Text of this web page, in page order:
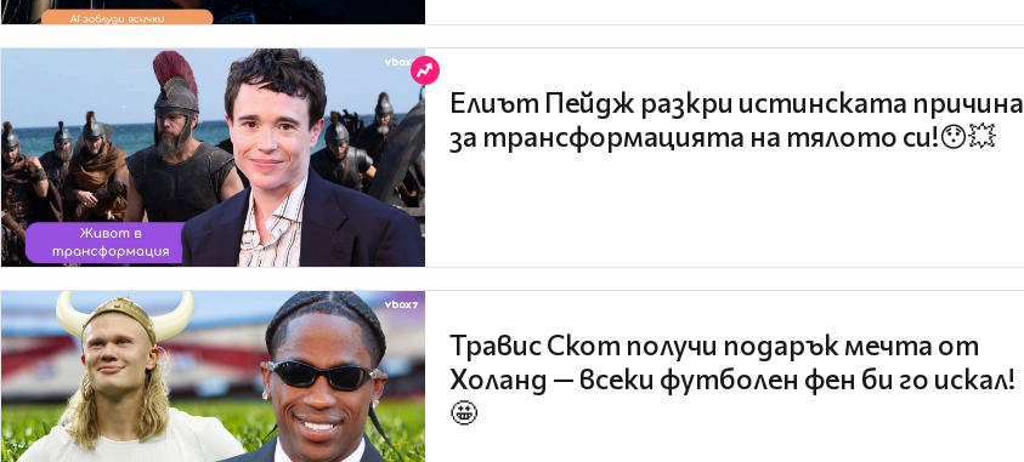
Елиът Пейдж разкри истинската причина
за трансформацията на тялото си!😯💥
Травис Скот получи подарък мечта от
Холанд — всеки футболен фен би го искал!
🤩